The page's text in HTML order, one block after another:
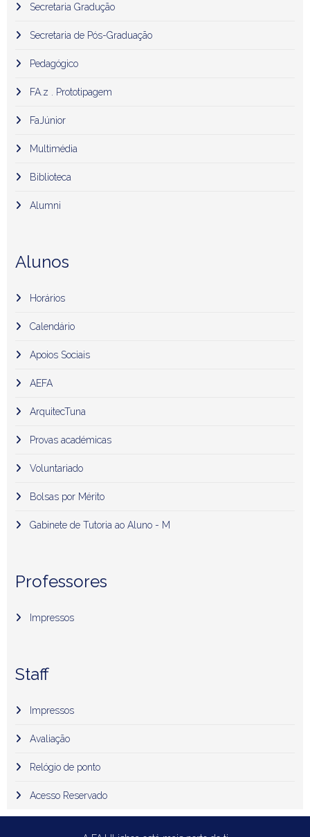
Secretaria Gradução
Secretaria de Pós-Graduação
Pedagógico
FA.z . Prototipagem
FaJúnior
Multimédia
Biblioteca
Alumni
Alunos
Horários
Calendário
Apoios Sociais
AEFA
ArquitecTuna
Provas académicas
Voluntariado
Bolsas por Mérito
Gabinete de Tutoria ao Aluno - M
Professores
Impressos
Staff
Impressos
Avaliação
Relógio de ponto
Acesso Reservado